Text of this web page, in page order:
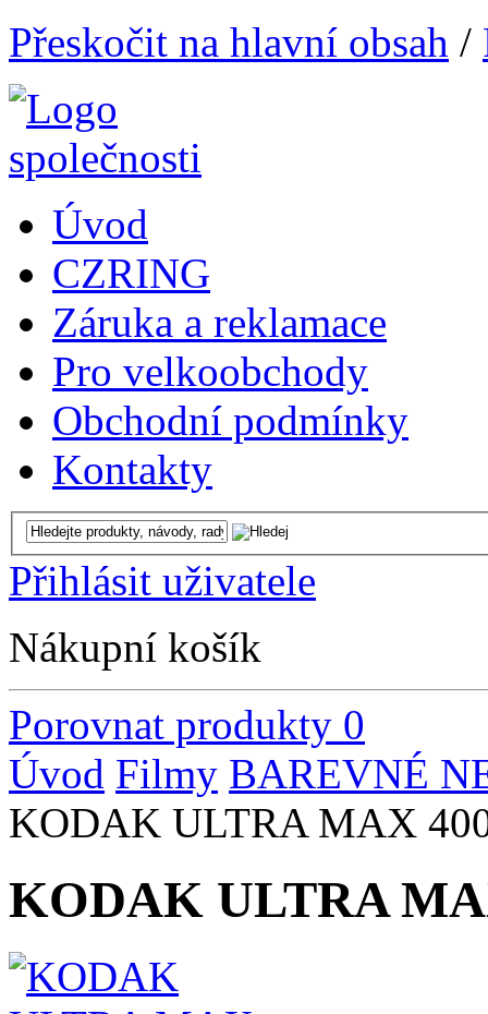
Přeskočit na hlavní obsah /
Úvod
CZRING
Záruka a reklamace
Pro velkoobchody
Obchodní podmínky
Kontakty
Přihlásit uživatele
Nákupní košík
Porovnat produkty 0
Úvod Filmy BAREVNÉ
KODAK ULTRA MAX
KODAK ULTRA